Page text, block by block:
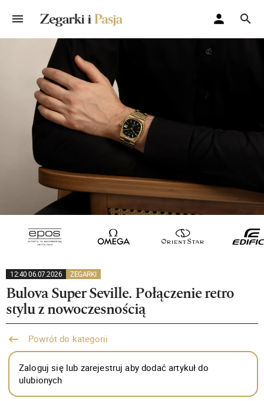
12:40 06.07.2026 ZEGARKI
Bulova Super Seville. Połączenie retro
stylu z nowoczesnością
Powrót do kategorii
Zaloguj się lub zarejestruj aby dodać artykuł do
ulubionych